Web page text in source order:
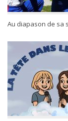
Au diapason de sa